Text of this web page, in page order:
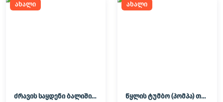
ახალი
ძრავის საყდენი ბალიში (პადმატორნი) Land Rover / Range Rover
ახალი
წყლის ტუმბო (პომპა) თერმოსტატი Land Rover / Range Rover